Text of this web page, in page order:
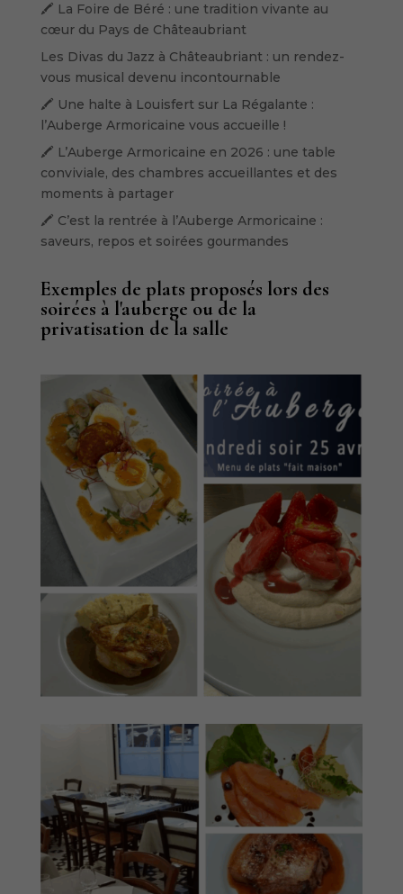
🖍️ La Foire de Béré : une tradition vivante au
cœur du Pays de Châteaubriant
Les Divas du Jazz à Châteaubriant : un rendez-
vous musical devenu incontournable
🖍️ Une halte à Louisfert sur La Régalante :
l’Auberge Armoricaine vous accueille !
🖍️ L’Auberge Armoricaine en 2026 : une table
conviviale, des chambres accueillantes et des
moments à partager
🖍️ C’est la rentrée à l’Auberge Armoricaine :
saveurs, repos et soirées gourmandes
Exemples de plats proposés lors des
soirées à l'auberge ou de la
privatisation de la salle